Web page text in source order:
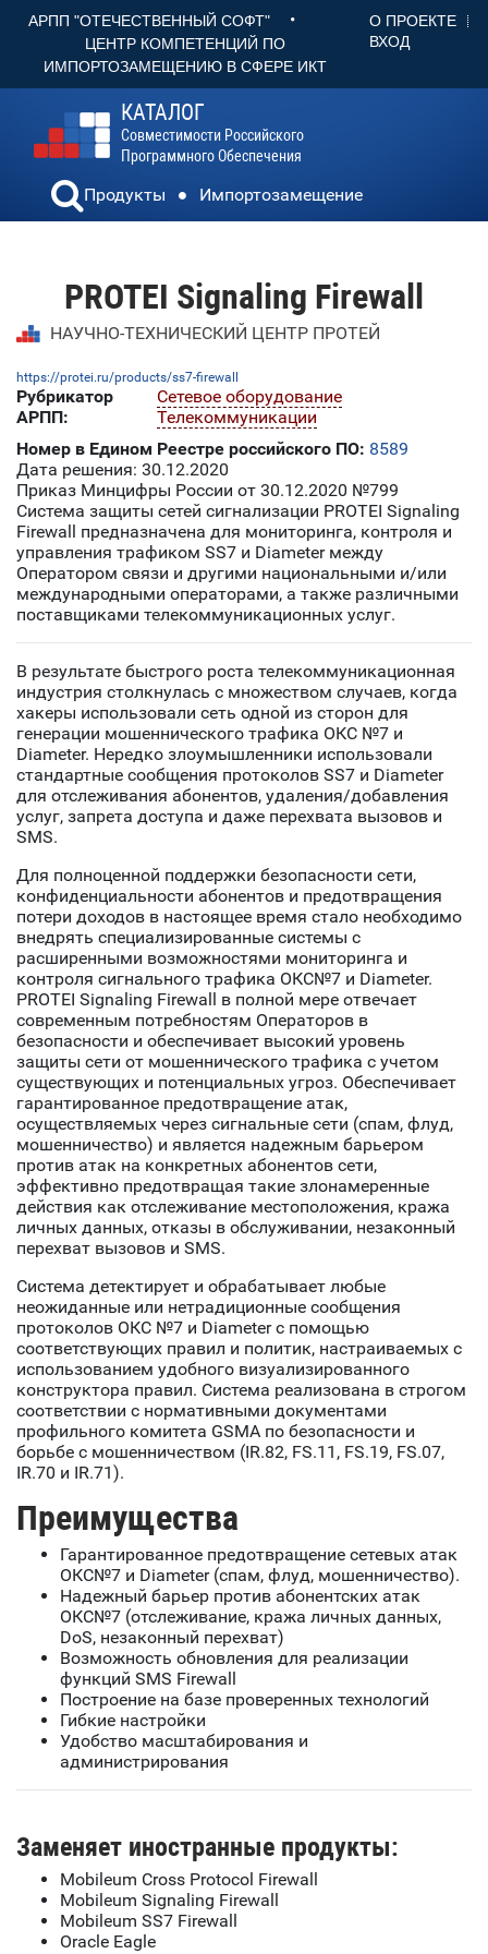
АРПП "ОТЕЧЕСТВЕННЫЙ СОФТ" •
ЦЕНТР КОМПЕТЕНЦИЙ ПО
ИМПОРТОЗАМЕЩЕНИЮ В СФЕРЕ ИКТ
О ПРОЕКТЕ
ВХОД
КАТАЛОГ
Совместимости Российского
Программного Обеспечения
Продукты Импортозамещение
PROTEI Signaling Firewall
НАУЧНО-ТЕХНИЧЕСКИЙ ЦЕНТР ПРОТЕЙ
https://protei.ru/products/ss7-firewall
Рубрикатор
АРПП:
Сетевое оборудование
Телекоммуникации
Номер в Едином Реестре российского ПО: 8589
Дата решения: 30.12.2020
Приказ Минцифры России от 30.12.2020 №799
Система защиты сетей сигнализации PROTEI Signaling
Firewall предназначена для мониторинга, контроля и
управления трафиком SS7 и Diameter между
Оператором связи и другими национальными и/или
международными операторами, а также различными
поставщиками телекоммуникационных услуг.
В результате быстрого роста телекоммуникационная
индустрия столкнулась с множеством случаев, когда
хакеры использовали сеть одной из сторон для
генерации мошеннического трафика ОКС №7 и
Diameter. Нередко злоумышленники использовали
стандартные сообщения протоколов SS7 и Diameter
для отслеживания абонентов, удаления/добавления
услуг, запрета доступа и даже перехвата вызовов и
SMS.
Для полноценной поддержки безопасности сети,
конфиденциальности абонентов и предотвращения
потери доходов в настоящее время стало необходимо
внедрять специализированные системы с
расширенными возможностями мониторинга и
контроля сигнального трафика ОКС№7 и Diameter.
PROTEI Signaling Firewall в полной мере отвечает
современным потребностям Операторов в
безопасности и обеспечивает высокий уровень
защиты сети от мошеннического трафика с учетом
существующих и потенциальных угроз. Обеспечивает
гарантированное предотвращение атак,
осуществляемых через сигнальные сети (спам, флуд,
мошенничество) и является надежным барьером
против атак на конкретных абонентов сети,
эффективно предотвращая такие злонамеренные
действия как отслеживание местоположения, кража
личных данных, отказы в обслуживании, незаконный
перехват вызовов и SMS.
Система детектирует и обрабатывает любые
неожиданные или нетрадиционные сообщения
протоколов ОКС №7 и Diameter с помощью
соответствующих правил и политик, настраиваемых с
использованием удобного визуализированного
конструктора правил. Система реализована в строгом
соответствии с нормативными документами
профильного комитета GSMA по безопасности и
борьбе с мошенничеством (IR.82, FS.11, FS.19, FS.07,
IR.70 и IR.71).
Преимущества
Гарантированное предотвращение сетевых атак
ОКС№7 и Diameter (спам, флуд, мошенничество).
Надежный барьер против абонентских атак
ОКС№7 (отслеживание, кража личных данных,
DoS, незаконный перехват)
Возможность обновления для реализации
функций SMS Firewall
Построение на базе проверенных технологий
Гибкие настройки
Удобство масштабирования и
администрирования
Заменяет иностранные продукты:
Mobileum Cross Protocol Firewall
Mobileum Signaling Firewall
Mobileum SS7 Firewall
Oracle Eagle